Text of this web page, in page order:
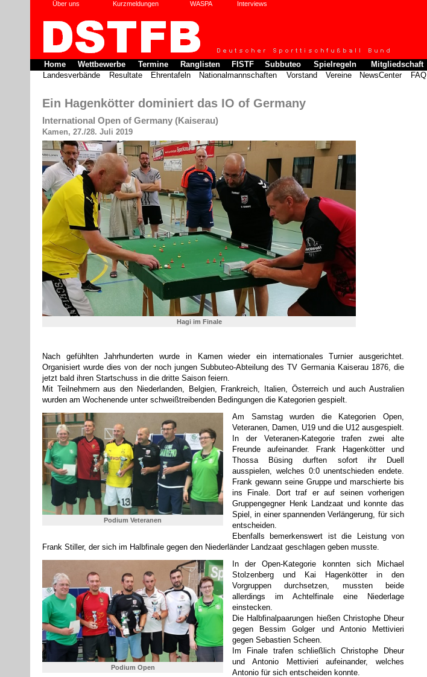
Über uns Kurzmeldungen WASPA Interviews
Home Wettbewerbe Termine Ranglisten FISTF Subbuteo Spielregeln
Mitgliedschaft
Landesverbände
Resultate Ehrentafeln Nationalmannschaften Vorstand Vereine NewsCenter FAQ
Ein Hagenkötter dominiert das IO of Germany
International Open of Germany (Kaiserau)
Kamen, 27./28. Juli 2019
Hagi im Finale
Nach gefühlten Jahrhunderten wurde in Kamen wieder ein internationales Turnier ausgerichtet.
Organisiert wurde dies von der noch jungen Subbuteo-Abteilung des TV Germania Kaiserau 1876, die
jetzt bald ihren Startschuss in die dritte Saison feiern.
Mit Teilnehmern aus den Niederlanden, Belgien, Frankreich, Italien, Österreich und auch Australien
wurden am Wochenende unter schweißtreibenden Bedingungen die Kategorien gespielt.
Podium Veteranen
Am Samstag wurden die Kategorien Open,
Veteranen, Damen, U19 und die U12 ausgespielt.
In der Veteranen-Kategorie trafen zwei alte
Freunde aufeinander. Frank Hagenkötter und
Thossa Büsing durften sofort ihr Duell
ausspielen, welches 0:0 unentschieden endete.
Frank gewann seine Gruppe und marschierte bis
ins Finale. Dort traf er auf seinen vorherigen
Gruppengegner Henk Landzaat und konnte das
Spiel, in einer spannenden Verlängerung, für sich
entscheiden.
Ebenfalls bemerkenswert ist die Leistung von
Frank Stiller, der sich im Halbfinale gegen den Niederländer Landzaat geschlagen geben musste.
Podium Open
In der Open-Kategorie konnten sich Michael
Stolzenberg und Kai Hagenkötter in den
Vorgruppen durchsetzen, mussten beide
allerdings im Achtelfinale eine Niederlage
einstecken.
Die Halbfinalpaarungen hießen Christophe Dheur
gegen Bessim Golger und Antonio Mettivieri
gegen Sebastien Scheen.
Im Finale trafen schließlich Christophe Dheur
und Antonio Mettivieri aufeinander, welches
Antonio für sich entscheiden konnte.